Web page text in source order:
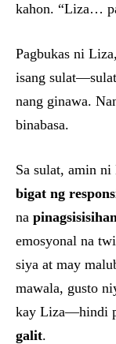
kahon. “Liza…
Pagbukas ni
isang
nang ginawa.
binabasa.
Sa sulat, amin ni
bigat ng
na
emosyonal na
siya at may
mawala, gusto
kay Liza—hindi
galit.